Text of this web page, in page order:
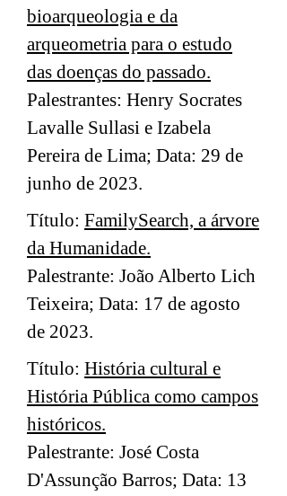
bioarqueologia e da
arqueometria para o estudo
das doenças do passado.
Palestrantes: Henry Socrates
Lavalle Sullasi e Izabela
Pereira de Lima; Data: 29 de
junho de 2023.
Título: FamilySearch, a árvore
da Humanidade.
Palestrante: João Alberto Lich
Teixeira; Data: 17 de agosto
de 2023.
Título: História cultural e
História Pública como campos
históricos.
Palestrante: José Costa
D'Assunção Barros; Data: 13